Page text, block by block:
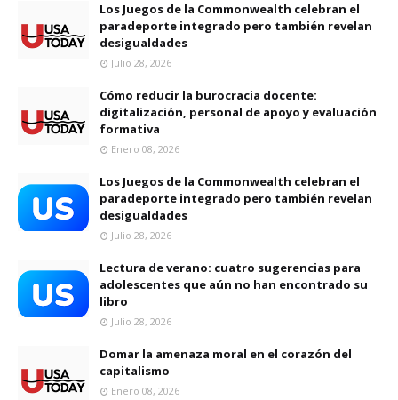
Los Juegos de la Commonwealth celebran el
paradeporte integrado pero también revelan
desigualdades
Julio 28, 2026
Cómo reducir la burocracia docente:
digitalización, personal de apoyo y evaluación
formativa
Enero 08, 2026
Los Juegos de la Commonwealth celebran el
paradeporte integrado pero también revelan
desigualdades
Julio 28, 2026
Lectura de verano: cuatro sugerencias para
adolescentes que aún no han encontrado su
libro
Julio 28, 2026
Domar la amenaza moral en el corazón del
capitalismo
Enero 08, 2026